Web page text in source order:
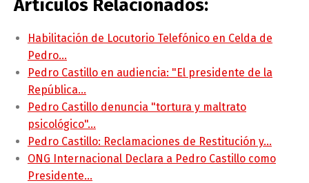
Artículos Relacionados:
Habilitación de Locutorio Telefónico en Celda de
Pedro…
Pedro Castillo en audiencia: "El presidente de la
República…
Pedro Castillo denuncia "tortura y maltrato
psicológico"…
Pedro Castillo: Reclamaciones de Restitución y…
ONG Internacional Declara a Pedro Castillo como
Presidente…